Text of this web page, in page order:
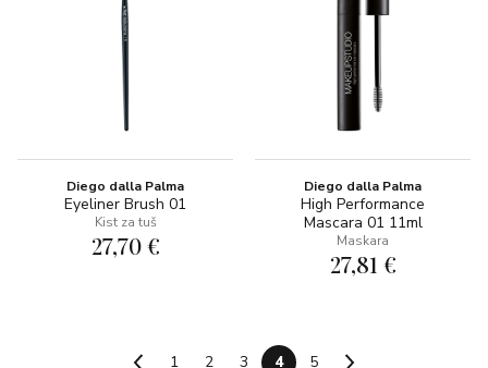
Diego dalla Palma
Eyeliner Brush 01
Kist za tuš
27,70 €
Diego dalla Palma
High Performance
Mascara 01 11ml
Maskara
27,81 €
1 2 3 4 5